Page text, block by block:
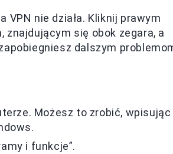
VPN nie działa. Kliknij prawym
się obok zegara, a
dalszym
Możesz to zrobić, wpisując
i funkcje”.